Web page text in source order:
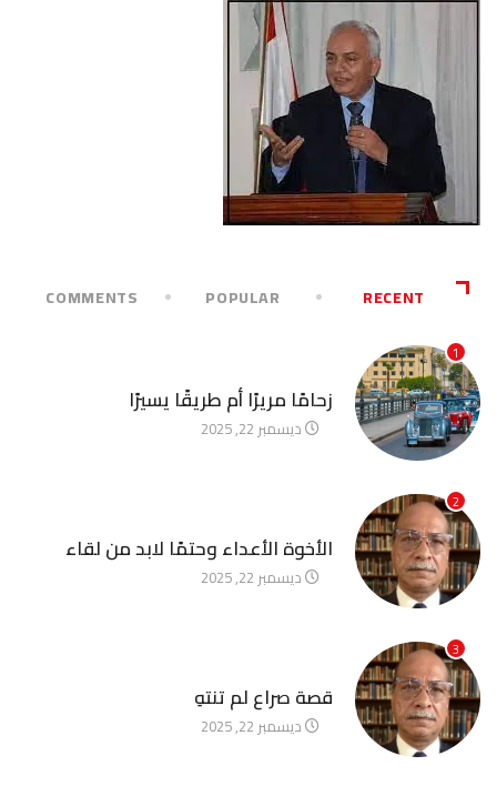
RECENT
POPULAR
COMMENTS
1
زحامًا مريرًا أم طريقًا يسيرًا
ديسمبر 22, 2025
2
الأخوة الأعداء وحتمًا لابد من لقاء
ديسمبر 22, 2025
3
قصة صراع لم تنتهِ
ديسمبر 22, 2025